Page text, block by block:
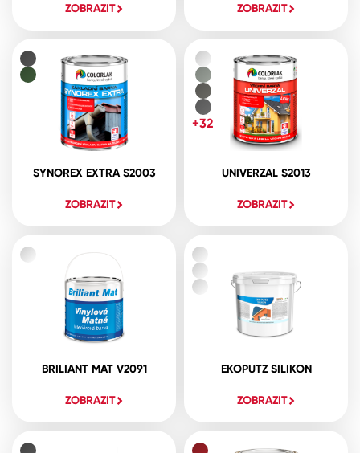
ZOBRAZIT ZOBRAZIT
SYNOREX EXTRA S2003
ZOBRAZIT
UNIVERZAL S2013
ZOBRAZIT
+32
BRILIANT MAT V2091
ZOBRAZIT
EKOPUTZ SILIKON
ZOBRAZIT